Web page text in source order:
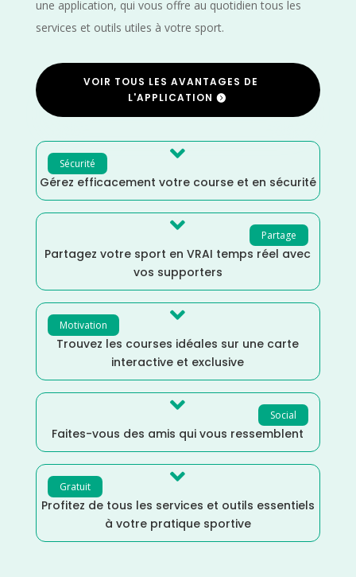
une application, qui vous offre au quotidien tous les
services et outils utiles à votre sport.
VOIR TOUS LES AVANTAGES DE
L'APPLICATION
Sécurité 
Gérez efficacement votre course et en sécurité
Partage

Partagez votre sport en VRAI temps réel avec
vos supporters
Motivation 
Trouvez les courses idéales sur une carte
interactive et exclusive
Social

Faites-vous des amis qui vous ressemblent
Gratuit 
Profitez de tous les services et outils essentiels
à votre pratique sportive